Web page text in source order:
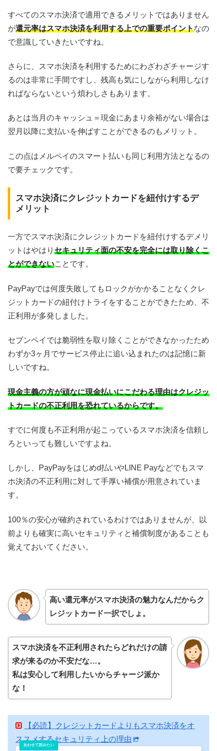
すべてのスマホ決済で適用できるメリットではありません
が還元率はスマホ決済を利用する上での重要ポイントなの
で意識していきたいですね。
さらに、スマホ決済を利用するためにわざわざチャージす
るのは非常に手間ですし、残高も気にしながら利用しなけ
ればならないという煩わしさもあります。
あとは当月のキャッシュ＝現金にあまり余裕がない場合は
翌月以降に支払いを伸ばすことができるのもメリット。
この点はメルペイのスマート払いも同じ利用方法となるの
で要チェックです。
スマホ決済にクレジットカードを紐付けするデ
メリット
一方でスマホ決済にクレジットカードを紐付けするデメリ
ットはやはり セキュリティ面の不安を完全には取り除くこ
とができないことです。
PayPayでは何度失敗してもロックがかかることなくクレ
ジットカードの紐付けトライをすることができたため、不
正利用が多発しました。
セブンペイでは脆弱性を取り除くことができなかったため
わずか3ヶ月でサービス停止に追い込まれたのは記憶に新
しいですね。
現金主義の方が頑なに現金払いにこだわる理由はクレジッ
トカードの不正利用を恐れているからです。
すでに何度も不正利用が起こっているスマホ決済を信頼し
ろといっても難しいですよね。
しかし、PayPayをはじめd払いやLINE Payなどでもスマ
ホ決済の不正利用に対して手厚い補償が用意されていま
す。
100％の安心が確約されているわけではありませんが、以
前よりも確実に高いセキュリティと補償制度があることも
覚えておいてください。
高い還元率がスマホ決済の魅力なんだからク
レジットカード一択でしょ。
スマホ決済を不正利用されたらどれだけの請
求が来るのか不安だな…。
私は安心して利用したいからチャージ派か
な！
【必読】クレジットカードよりもスマホ決済をオ
ススメするセキュリティ上の理由